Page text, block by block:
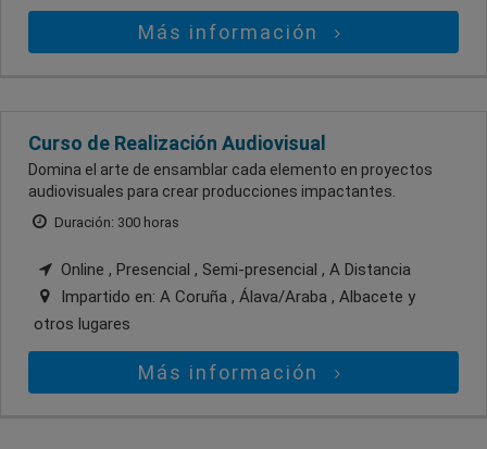
Más información
Curso de Realización Audiovisual
Domina el arte de ensamblar cada elemento en proyectos
audiovisuales para crear producciones impactantes.
Duración: 300 horas
Online , Presencial , Semi-presencial , A Distancia
Impartido en: A Coruña , Álava/Araba , Albacete y
otros lugares
Más información